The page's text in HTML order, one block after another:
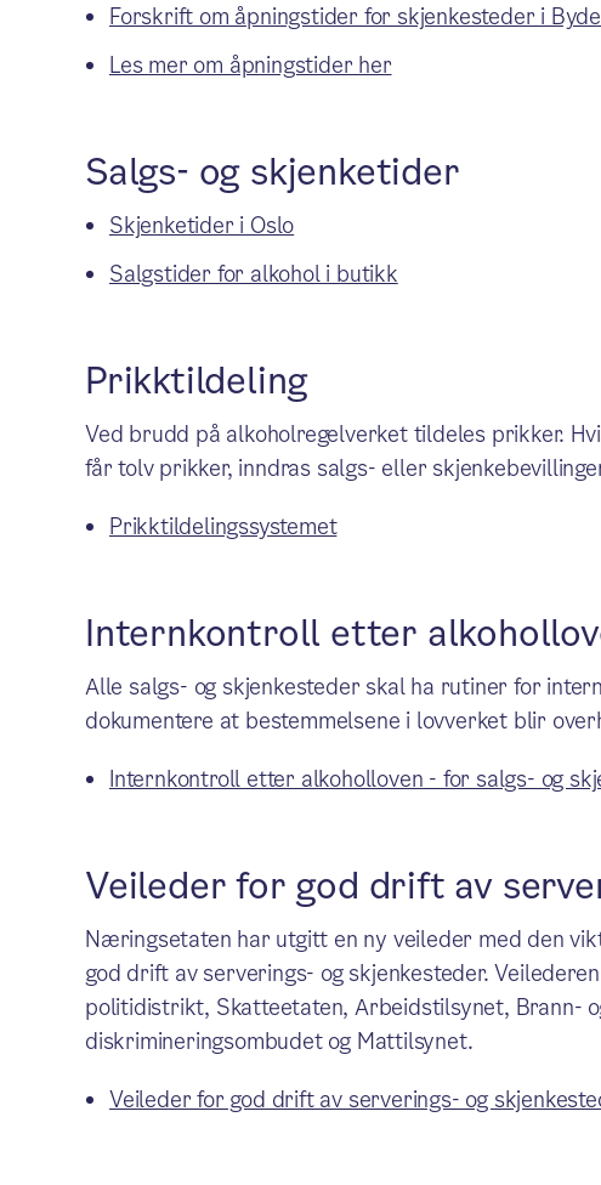
Forskrift om åpningstider for skjenkesteder i
Les mer om åpningstider her
Salgs- og skjenketider
Skjenketider i Oslo
Salgstider for alkohol i butikk
Prikktildeling
Ved brudd på alkoholregelverket tildeles prikker.
får tolv prikker, inndras salgs- eller
Prikktildelingssystemet
Internkontroll etter
Alle salgs- og skjenkesteder skal ha rutiner for
dokumentere at bestemmelsene i lovverket blir
Internkontroll etter alkoholloven - for salgs- og
Veileder for god drift av
Næringsetaten har utgitt en ny veileder med den
god drift av serverings- og skjenkesteder.
politidistrikt, Skatteetaten, Arbeidstilsynet, Brann-
diskrimineringsombudet og Mattilsynet.
Veileder for god drift av serverings- og